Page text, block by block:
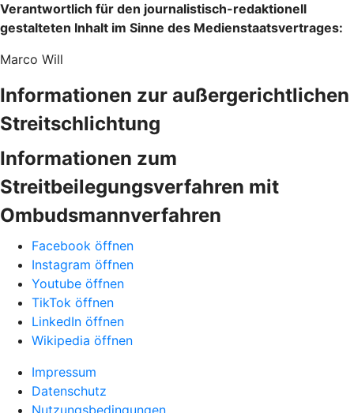
Verantwortlich für den journalistisch-redaktionell
gestalteten Inhalt im Sinne des Medienstaatsvertrages:
Marco Will
Informationen zur außergerichtlichen
Streitschlichtung
Informationen zum
Streitbeilegungsverfahren mit
Ombudsmannverfahren
Facebook öffnen
Instagram öffnen
Youtube öffnen
TikTok öffnen
LinkedIn öffnen
Wikipedia öffnen
Impressum
Datenschutz
Nutzungsbedingungen